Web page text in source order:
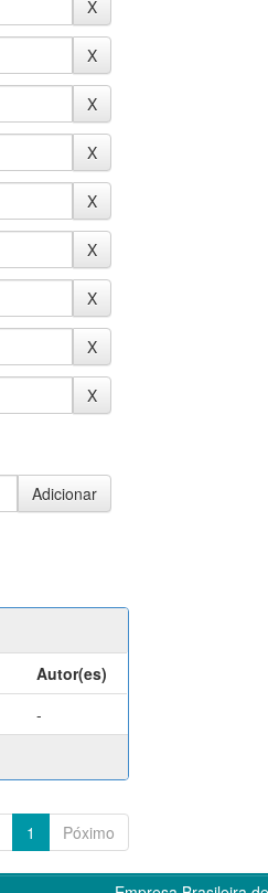
Autor(es)
-
1 Póximo